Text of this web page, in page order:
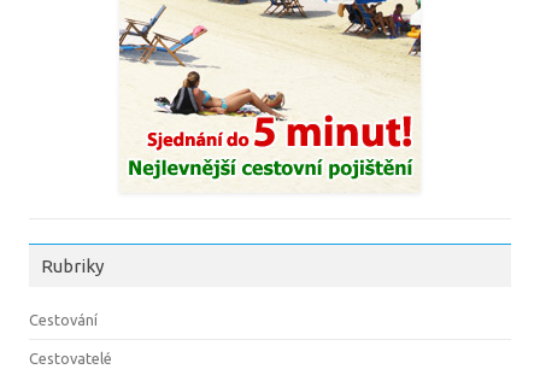
Rubriky
Cestování
Cestovatelé